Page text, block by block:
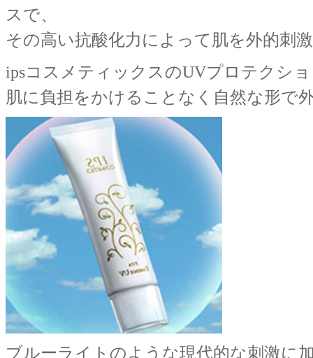
スで、
その高い抗酸化力によって肌を外的刺
ipsコスメティックスのUVプロテクシ
肌に負担をかけることなく自然な形で
ブルーライトのような現代的な刺激に